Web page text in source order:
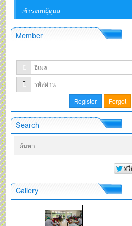
เข้าระบบผู้ดูแล
Member
Search
Gallery